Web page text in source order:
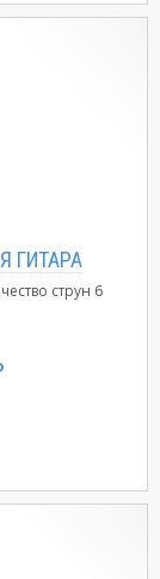
ГИТАРА
струн 6